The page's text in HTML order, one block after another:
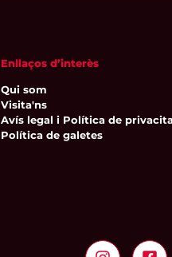
Enllaços d’interès
Qui som
Visita'ns
Avís legal i Política de
Política de galetes